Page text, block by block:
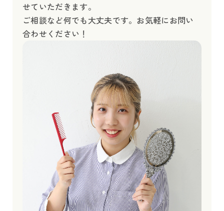
せていただきます。
ご相談など何でも大丈夫です。お気軽にお問い
合わせください！